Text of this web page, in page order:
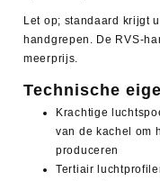
Let op; standaard krijgt
handgrepen. De RVS-
meerprijs.
Technische
Krachtige
van de kachel om
produceren
Tertiair